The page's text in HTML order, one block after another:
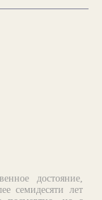
достояние,
семидесяти лет